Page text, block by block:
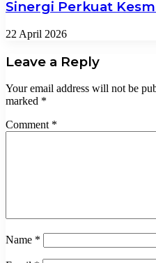
Sinergi Perkuat
22 April 2026
Leave a Reply
Your email address will not be
marked *
Comment *
Name *